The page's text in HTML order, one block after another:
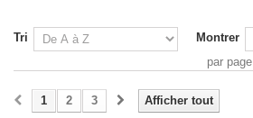
Tri
Montrer
par page
Afficher tout
1 2 3